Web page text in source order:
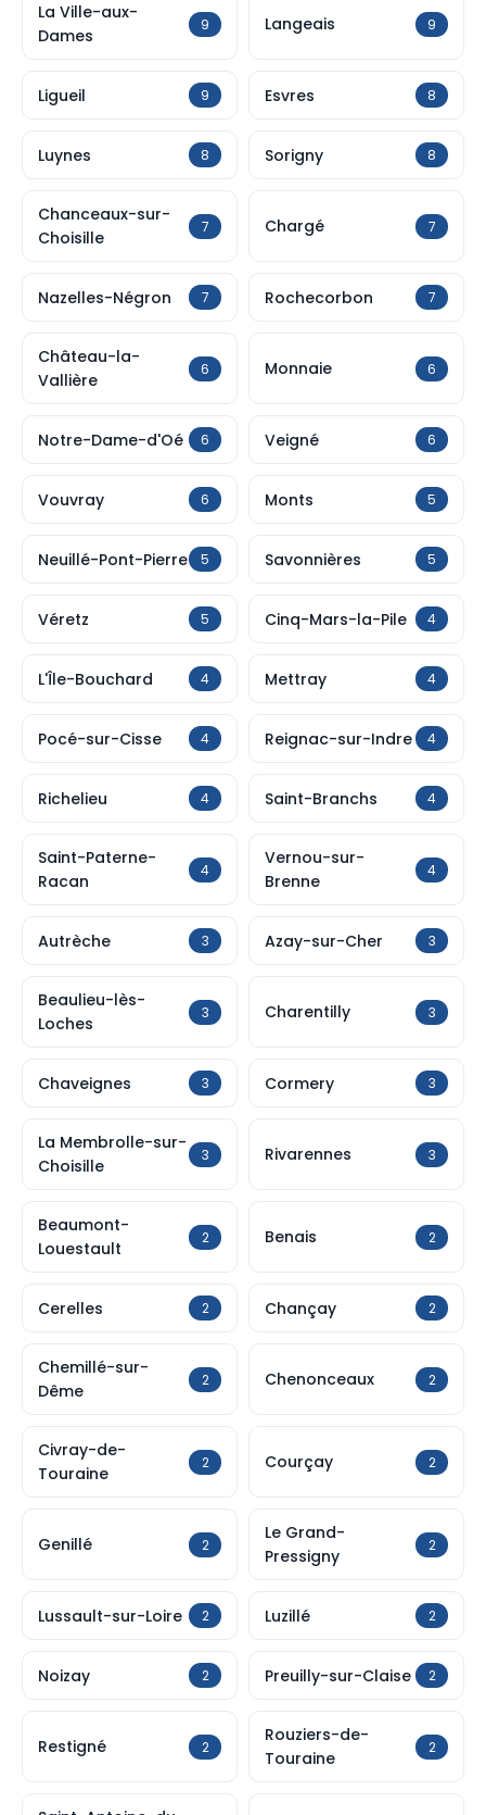
La Ville-aux-
Dames
9 Langeais 9
Ligueil 9 Esvres 8
Luynes 8 Sorigny 8
Chanceaux-sur-
Choisille
7 Chargé 7
Nazelles-Négron 7 Rochecorbon 7
Château-la-
Vallière
6 Monnaie 6
Notre-Dame-d'Oé 6 Veigné 6
Vouvray 6 Monts 5
Neuillé-Pont-Pierre 5 Savonnières 5
Véretz 5 Cinq-Mars-la-Pile 4
L'Île-Bouchard 4 Mettray 4
Pocé-sur-Cisse 4 Reignac-sur-Indre 4
Richelieu 4 Saint-Branchs 4
Saint-Paterne-
Racan
4
Vernou-sur-
Brenne
4
Autrèche 3 Azay-sur-Cher 3
Beaulieu-lès-
Loches
3 Charentilly 3
Chaveignes 3 Cormery 3
La Membrolle-sur-
Choisille
3 Rivarennes 3
Beaumont-
Louestault
2 Benais 2
Cerelles 2 Chançay 2
Chemillé-sur-
Dême
2 Chenonceaux 2
Civray-de-
Touraine
2 Courçay 2
Genillé 2
Le Grand-
Pressigny
2
Lussault-sur-Loire 2 Luzillé 2
Noizay 2 Preuilly-sur-Claise 2
Restigné 2
Rouziers-de-
Touraine
2